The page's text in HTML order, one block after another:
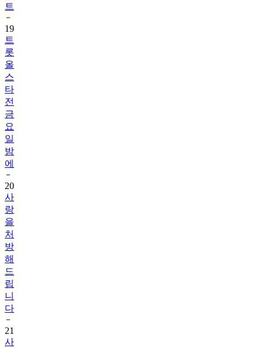
트
19
트
롯
올
스
타
전
금
요
일
밤
에
20
사
랑
을
처
방
해
드
립
니
다
21
사